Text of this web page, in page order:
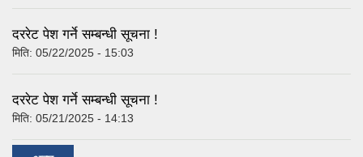
दररेट पेश गर्ने सम्बन्धी सूचना !
मिति: 05/22/2025 - 15:03
दररेट पेश गर्ने सम्बन्धी सूचना !
मिति: 05/21/2025 - 14:13